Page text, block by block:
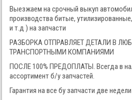
Выезжаем на срочный выкуп
производства битые,
и т.д ) на запчасти
РАЗБОРКА ОТПРАВЛЯЕТ ДЕТАЛИ В
ТРАНСПОРТНЫМИ КОМПАНИЯМИ
ПОСЛЕ 100% ПРЕДОПЛАТЫ. Всегда в
ассортимент б/у запчастей.
Гарантия на все бу запчасти две